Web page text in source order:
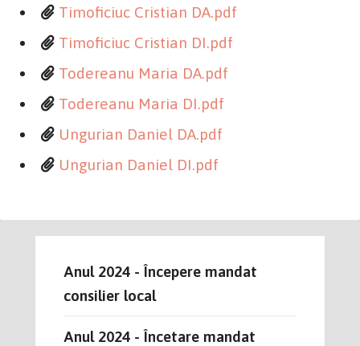
Timoficiuc Cristian DA.pdf
Timoficiuc Cristian DI.pdf
Todereanu Maria DA.pdf
Todereanu Maria DI.pdf
Ungurian Daniel DA.pdf
Ungurian Daniel DI.pdf
Anul 2024 - Începere mandat
consilier local
Anul 2024 - Încetare mandat